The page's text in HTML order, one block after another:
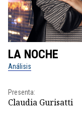
LA NOCHE
Análisis
Presenta:
Claudia Gurisatti